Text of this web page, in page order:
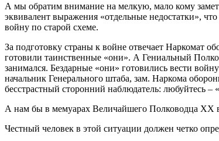
А мы обратим внимание на мелкую, мало кому
эквивалент выражения «отдельные недостатки»,
войну по старой схеме.
За подготовку страны к войне отвечает Наркомат
готовили таинственные «они». А Гениальный
занимался. Бездарные «они» готовились вести
начальник Генерального штаба, зам. Наркома
бесстрастный сторонний наблюдатель: любуйтесь –
А нам бы в мемуарах Величайшего Полководца XX
Честный человек в этой ситуации должен четко